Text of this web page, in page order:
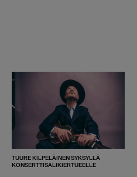
TUURE KILPELÄINEN SYKSYLLÄ
KONSERTTISALIKIERTUEELLE